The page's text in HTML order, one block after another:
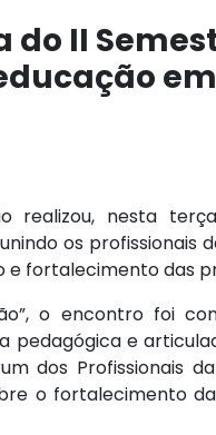
do II
em
realizou, nesta
os profissionais
fortalecimento das
o encontro foi
pedagógica e
dos Profissionais
o fortalecimento